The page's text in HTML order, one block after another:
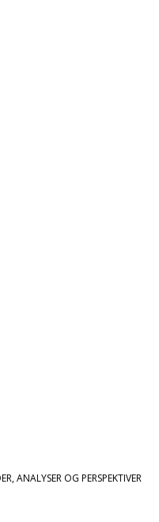
ANALYSER OG PERSPEKTIVER